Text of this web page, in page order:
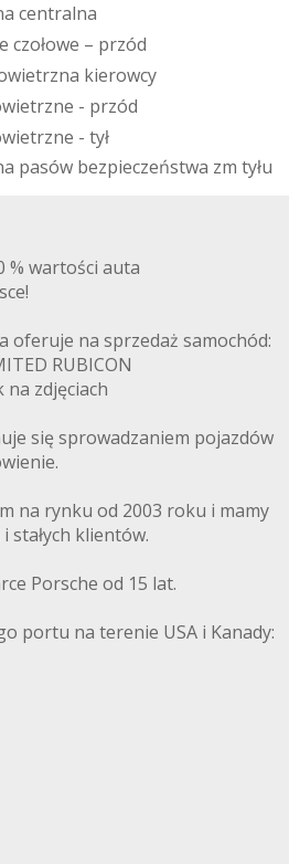
a centralna
e czołowe – przód
wietrzna kierowcy
wietrzne - przód
wietrzne - tył
a pasów bezpieczeństwa zm tyłu
% wartości auta
oferuje na sprzedaż samochód:
RUBICON
zdjęciach
się sprowadzaniem pojazdów
na rynku od 2003 roku i mamy
stałych klientów.
Porsche od 15 lat.
portu na terenie USA i Kanady: